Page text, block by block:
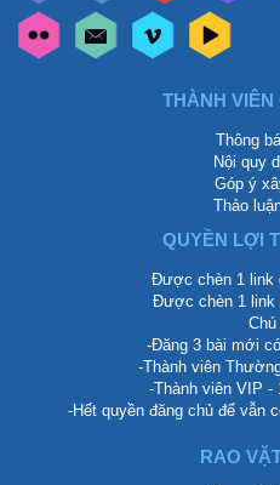
THÀNH VIÊN
Thông
Nội quy
Góp ý
Thảo
QUYỀN LỢI
Được chèn 1 link
Được chèn 1 link
Chú
-Đăng 3 bài mới
-Thành viên
-Thành viên VIP -
-Hết quyền đăng chủ để vẫn
RAO